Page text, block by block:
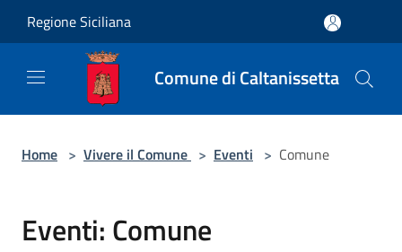
Regione Siciliana
Comune di Caltanissetta
Home > Vivere il Comune > Eventi > Comune
Eventi: Comune